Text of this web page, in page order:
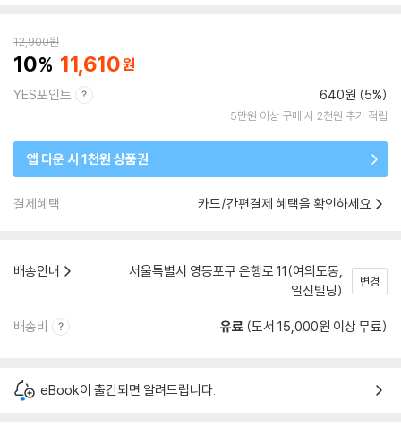
12,900원
10 11,610
YES포인트 640원 (5%)
5만원 이상 구매 시 2천원 추가 적립
앱 다운 시 1천원 상품권
결제혜택 카드/간편결제 혜택을 확인하세요
배송안내
서울특별시 영등포구 은행로 11(여의도동,
일신빌딩)
변경
배송비 유료 (도서 15,000원 이상 무료)
eBook이 출간되면 알려드립니다.